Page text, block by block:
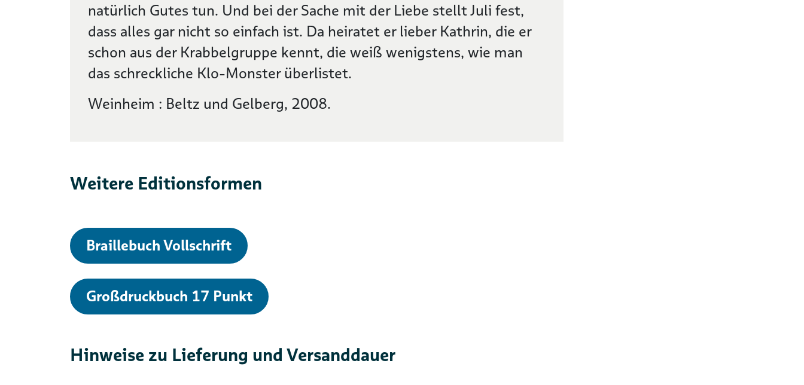
natürlich Gutes tun. Und bei der Sache mit der Liebe stellt Juli fest,
dass alles gar nicht so einfach ist. Da heiratet er lieber Kathrin, die er
schon aus der Krabbelgruppe kennt, die weiß wenigstens, wie man
das schreckliche Klo-Monster überlistet.
Weinheim : Beltz und Gelberg, 2008.
Weitere Editionsformen
Braillebuch Vollschrift
Großdruckbuch 17 Punkt
Hinweise zu Lieferung und Versanddauer